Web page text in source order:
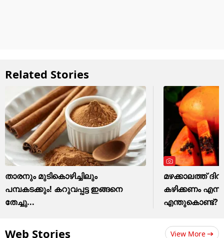
Related Stories
താരനും മുടികൊഴിച്ചിലും
പമ്പകടക്കും! കറുവപ്പട്ട ഇങ്ങനെ
തേച്ചു...
മഴക്കാലത്ത്
കഴിക്കണം
എന്തുകൊണ്ട്?
Web Stories View More